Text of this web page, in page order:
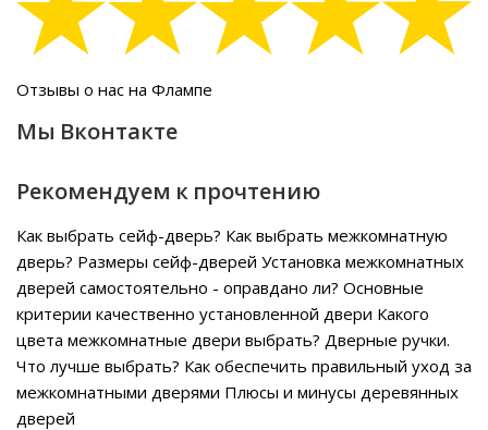
Отзывы о нас на Флампе
Мы Вконтакте
Рекомендуем к прочтению
Как выбрать сейф-дверь? Как выбрать межкомнатную
дверь? Размеры сейф-дверей Установка межкомнатных
дверей самостоятельно - оправдано ли? Основные
критерии качественно установленной двери Какого
цвета межкомнатные двери выбрать? Дверные ручки.
Что лучше выбрать? Как обеспечить правильный уход за
межкомнатными дверями Плюсы и минусы деревянных
дверей